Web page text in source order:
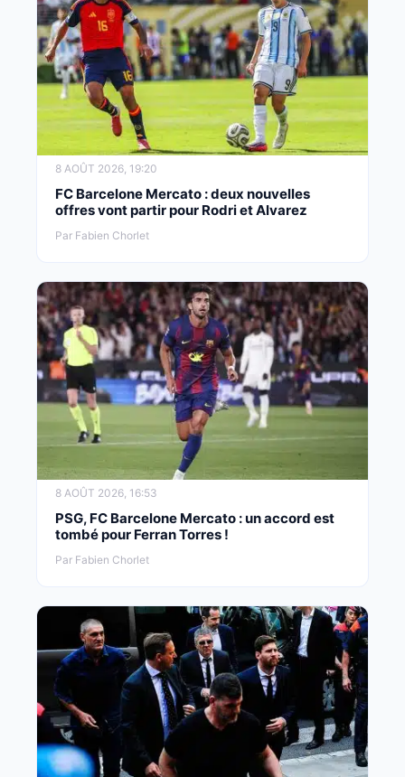
8 AOÛT 2026, 19:20
FC Barcelone Mercato : deux nouvelles
offres vont partir pour Rodri et Alvarez
Par Fabien Chorlet
8 AOÛT 2026, 16:53
PSG, FC Barcelone Mercato : un accord est
tombé pour Ferran Torres !
Par Fabien Chorlet